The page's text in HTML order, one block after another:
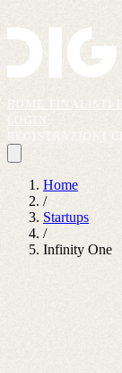
Home
/
Startups
/
Infinity One